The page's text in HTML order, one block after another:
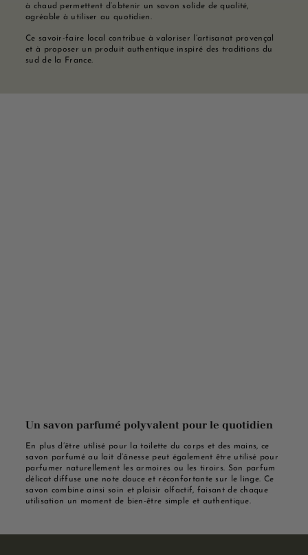
à chaud permettent d’obtenir un savon solide de qualité,
agréable à utiliser au quotidien.
Ce savoir-faire local contribue à valoriser l’artisanat provençal
et à proposer un produit authentique inspiré des traditions du
sud de la France.
Un savon parfumé polyvalent pour le quotidien
En plus d’être utilisé pour la toilette du corps et des mains, ce
savon parfumé au lait d’ânesse peut également être utilisé pour
parfumer naturellement les armoires ou les tiroirs. Son parfum
délicat diffuse une note douce et réconfortante sur le linge. Ce
savon combine ainsi soin et plaisir olfactif, faisant de chaque
utilisation un moment de bien-être simple et authentique.